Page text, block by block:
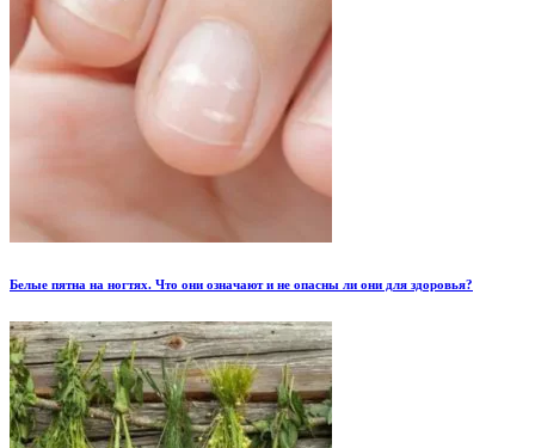
Белые пятна на ногтях. Что они означают и не опасны ли они для здоровья?